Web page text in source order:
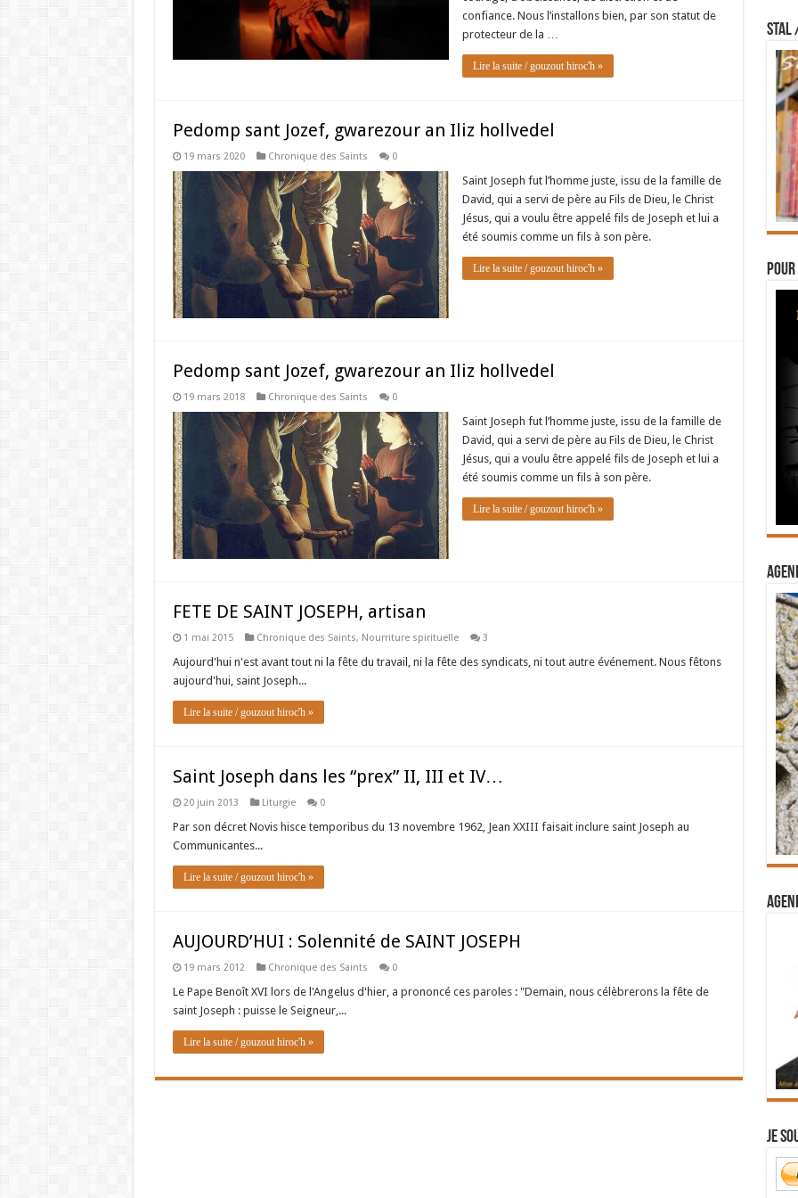
confiance. Nous l’installons bien, par son statut de
protecteur de la …
Lire la suite / gouzout hiroc'h »
Pedomp sant Jozef, gwarezour an Iliz hollvedel
19 mars 2020 Chronique des Saints 0
Saint Joseph fut l’homme juste, issu de la famille de
David, qui a servi de père au Fils de Dieu, le Christ
Jésus, qui a voulu être appelé fils de Joseph et lui a
été soumis comme un fils à son père.
Lire la suite / gouzout hiroc'h »
Pedomp sant Jozef, gwarezour an Iliz hollvedel
19 mars 2018 Chronique des Saints 0
Saint Joseph fut l’homme juste, issu de la famille de
David, qui a servi de père au Fils de Dieu, le Christ
Jésus, qui a voulu être appelé fils de Joseph et lui a
été soumis comme un fils à son père.
Lire la suite / gouzout hiroc'h »
FETE DE SAINT JOSEPH, artisan
1 mai 2015 Chronique des Saints, Nourriture spirituelle 3
Aujourd'hui n'est avant tout ni la fête du travail, ni la fête des syndicats, ni tout autre événement. Nous fêtons
aujourd'hui, saint Joseph...
Lire la suite / gouzout hiroc'h »
Saint Joseph dans les “prex” II, III et IV…
20 juin 2013 Liturgie 0
Par son décret Novis hisce temporibus du 13 novembre 1962, Jean XXIII faisait inclure saint Joseph au
Communicantes...
Lire la suite / gouzout hiroc'h »
AUJOURD’HUI : Solennité de SAINT JOSEPH
19 mars 2012 Chronique des Saints 0
Le Pape Benoît XVI lors de l'Angelus d'hier, a prononcé ces paroles : "Demain, nous célèbrerons la fête de
saint Joseph : puisse le Seigneur,...
Lire la suite / gouzout hiroc'h »
STAL
Je